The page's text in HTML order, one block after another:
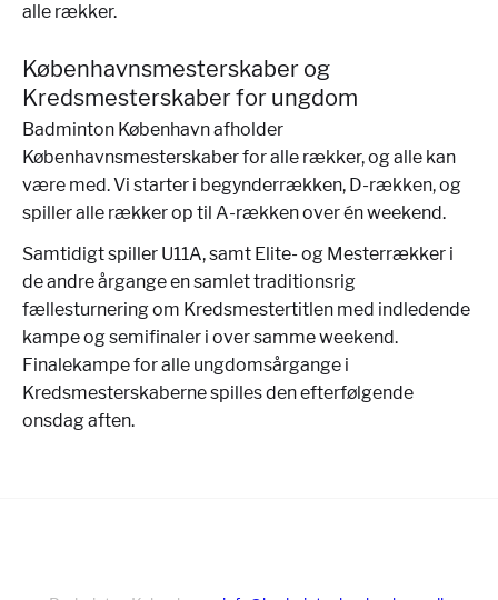
alle rækker.
Københavnsmesterskaber og
Kredsmesterskaber for ungdom
Badminton København afholder
Københavnsmesterskaber for alle rækker, og alle kan
være med. Vi starter i begynderrækken, D-rækken, og
spiller alle rækker op til A-rækken over én weekend.
Samtidigt spiller U11A, samt Elite- og Mesterrækker i
de andre årgange en samlet traditionsrig
fællesturnering om Kredsmestertitlen med indledende
kampe og semifinaler i over samme weekend.
Finalekampe for alle ungdomsårgange i
Kredsmesterskaberne spilles den efterfølgende
onsdag aften.